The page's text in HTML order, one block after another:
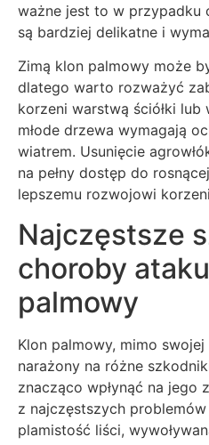
ważne jest to w przypadku
są bardziej delikatne i
Zimą klon palmowy może
dlatego warto rozważyć
korzeni warstwą ściółki lub
młode drzewa wymagają
wiatrem. Usunięcie
na pełny dostęp do
lepszemu rozwojowi
Najczęstsze
choroby
palmowy
Klon palmowy, mimo
narażony na różne
znacząco wpłynąć na jego
z najczęstszych
plamistość liści,